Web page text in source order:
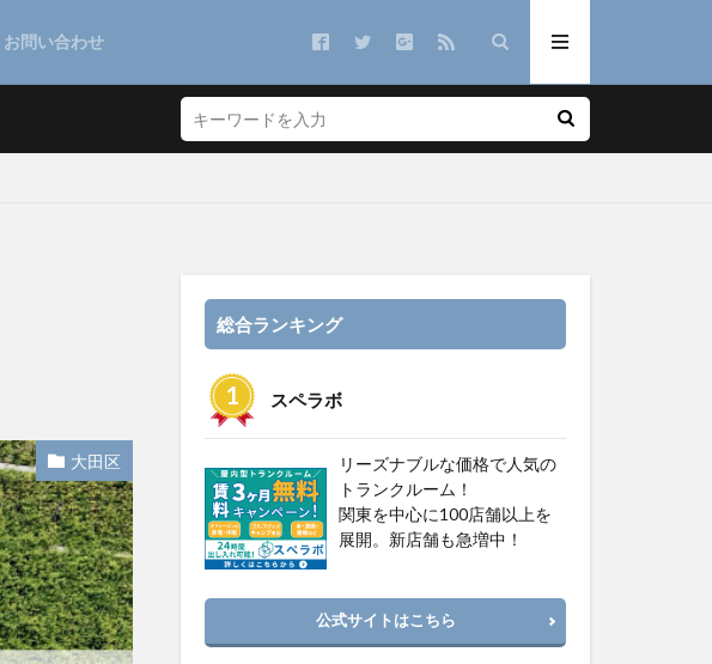
お問い合わせ
大田区
総合ランキング
スペラボ
リーズナブルな価格で人気の
トランクルーム！
関東を中心に100店舗以上を
展開。新店舗も急増中！
公式サイトはこちら